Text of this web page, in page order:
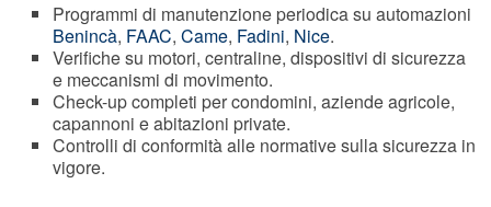
Programmi di manutenzione periodica su automazioni
Benincà, FAAC,Came, Fadini, Nice.
Verifiche su motori, centraline, dispositivi di sicurezza
e meccanismi di movimento.
Check-up completi per condomini, aziende agricole,
capannoni e abitazioni private.
Controlli di conformità alle normative sulla sicurezza in
vigore.